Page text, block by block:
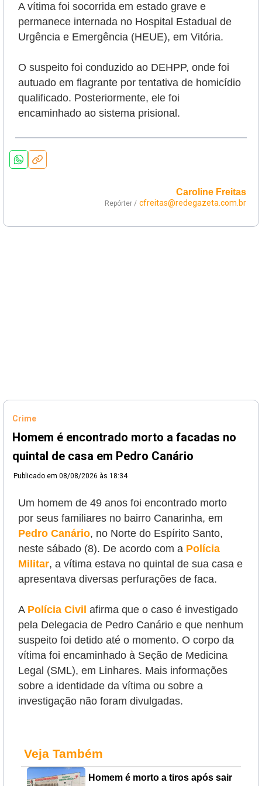
A vítima foi socorrida em estado grave e
permanece internada no Hospital Estadual de
Urgência e Emergência (HEUE), em Vitória.
O suspeito foi conduzido ao DEHPP, onde foi
autuado em flagrante por tentativa de homicídio
qualificado. Posteriormente, ele foi
encaminhado ao sistema prisional.
Caroline Freitas
Repórter / cfreitas@redegazeta.com.br
Crime
Homem é encontrado morto a facadas no
quintal de casa em Pedro Canário
Publicado em 08/08/2026 às 18:34
Um homem de 49 anos foi encontrado morto
por seus familiares no bairro Canarinha, em
Pedro Canário, no Norte do Espírito Santo,
neste sábado (8). De acordo com a Polícia
Militar, a vítima estava no quintal de sua casa e
apresentava diversas perfurações de faca.
A Polícia Civil afirma que o caso é investigado
pela Delegacia de Pedro Canário e que nenhum
suspeito foi detido até o momento. O corpo da
vítima foi encaminhado à Seção de Medicina
Legal (SML), em Linhares. Mais informações
sobre a identidade da vítima ou sobre a
investigação não foram divulgadas.
Veja Também
Homem é morto a tiros após sair